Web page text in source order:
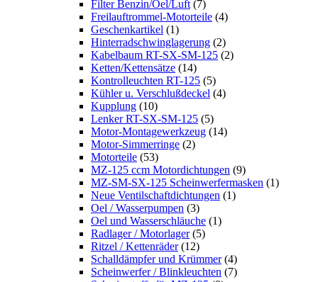
Filter Benzin/Oel/Luft (7)
Freilauftrommel-Motorteile (4)
Geschenkartikel (1)
Hinterradschwinglagerung (2)
Kabelbaum RT-SX-SM-125 (2)
Ketten/Kettensätze (14)
Kontrolleuchten RT-125 (5)
Kühler u. Verschlußdeckel (4)
Kupplung (10)
Lenker RT-SX-SM-125 (5)
Motor-Montagewerkzeug (14)
Motor-Simmerringe (2)
Motorteile (53)
MZ-125 ccm Motordichtungen (9)
MZ-SM-SX-125 Scheinwerfermasken (1)
Neue Ventilschaftdichtungen (1)
Oel / Wasserpumpen (3)
Oel und Wasserschläuche (1)
Radlager / Motorlager (5)
Ritzel / Kettenräder (12)
Schalldämpfer und Krümmer (4)
Scheinwerfer / Blinkleuchten (7)